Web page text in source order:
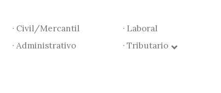
· Civil/Mercantil
· Laboral
· Administrativo
· Tributario